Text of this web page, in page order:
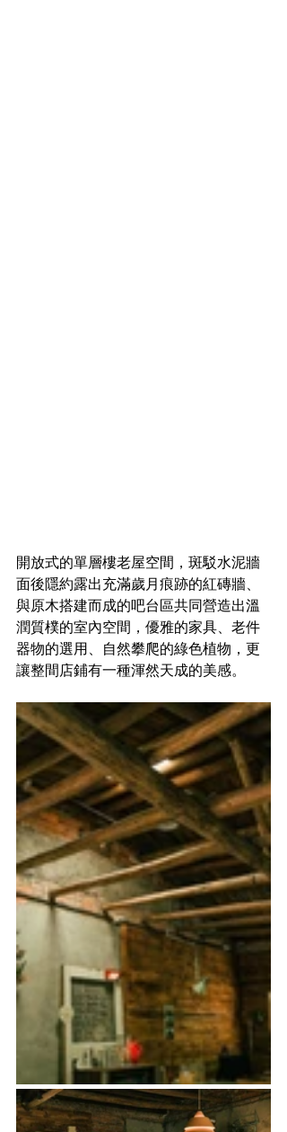
開放式的單層樓老屋空間，斑駁水泥牆
面後隱約露出充滿歲月痕跡的紅磚牆、
與原木搭建而成的吧台區共同營造出溫
潤質樸的室內空間，優雅的家具、老件
器物的選用、自然攀爬的綠色植物，更
讓整間店鋪有一種渾然天成的美感。